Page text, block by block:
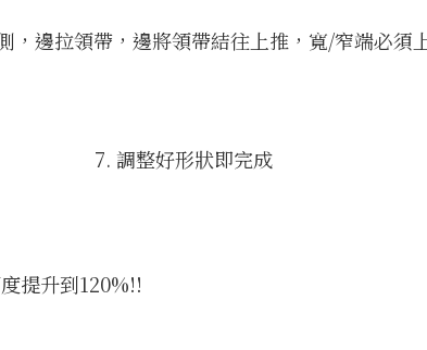
，邊拉領帶，邊將領帶結往上推，寬/窄端必須
7. 調整好形狀即完成
提升到120%!!